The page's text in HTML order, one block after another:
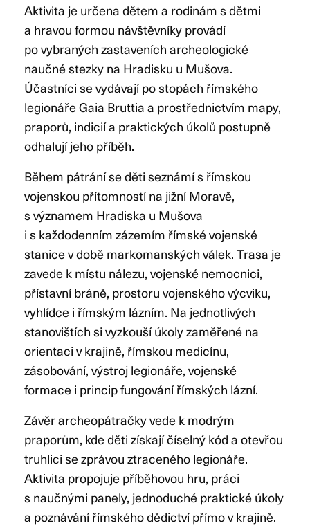
Aktivita je určena dětem a rodinám s dětmi
a hravou formou návštěvníky provádí
po vybraných zastaveních archeologické
naučné stezky na Hradisku u Mušova.
Účastníci se vydávají po stopách římského
legionáře Gaia Bruttia a prostřednictvím mapy,
praporů, indicií a praktických úkolů postupně
odhalují jeho příběh.
Během pátrání se děti seznámí s římskou
vojenskou přítomností na jižní Moravě,
s významem Hradiska u Mušova
i s každodenním zázemím římské vojenské
stanice v době markomanských válek. Trasa je
zavede k místu nálezu, vojenské nemocnici,
přístavní bráně, prostoru vojenského výcviku,
vyhlídce i římským lázním. Na jednotlivých
stanovištích si vyzkouší úkoly zaměřené na
orientaci v krajině, římskou medicínu,
zásobování, výstroj legionáře, vojenské
formace i princip fungování římských lázní.
Závěr archeopátračky vede k modrým
praporům, kde děti získají číselný kód a otevřou
truhlici se zprávou ztraceného legionáře.
Aktivita propojuje příběhovou hru, práci
s naučnými panely, jednoduché praktické úkoly
a poznávání římského dědictví přímo v krajině.